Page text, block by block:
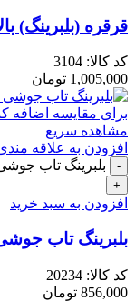
قرقره (بلبرینگ) بالای درب 4
کد کالا: 3104
1,005,000 تومان
برای مقایسه اضافه
مشاهده سریع
افزودن به علاقه
بلبرینگ تاب جوشی دو
افزودن به سبد خرید
بلبرینگ تاب جوشی دو
کد کالا: 20234
856,000 تومان